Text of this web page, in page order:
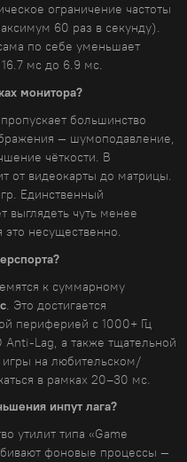
ограничение частоты
60 раз в секунду).
по себе уменьшает
мс до 6.9 мс.
монитора?
большинство
— шумоподавление,
чёткости. В
от видеокарты до матрицы.
Единственный
чуть менее
несущественно.
к суммарному
. Это достигается
периферией с 1000+ Гц
Lag, а также тщательной
на любительском/
в рамках 20–30 мс.
инпут лага?
утилит типа «Game
фоновые процессы —